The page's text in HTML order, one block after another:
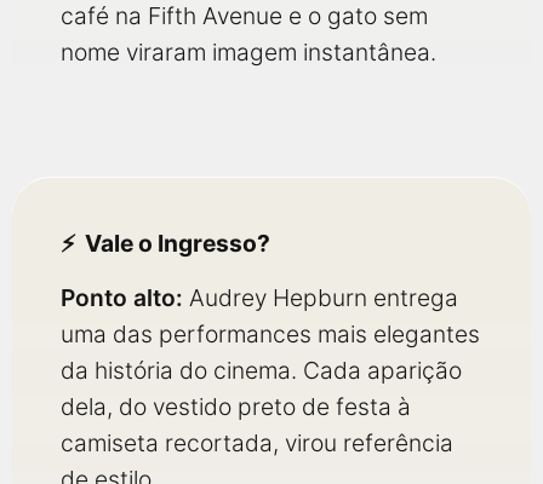
café na Fifth Avenue e o gato sem
nome viraram imagem instantânea.
Vale o Ingresso?
Ponto alto: Audrey Hepburn entrega
uma das performances mais elegantes
da história do cinema. Cada aparição
dela, do vestido preto de festa à
camiseta recortada, virou referência